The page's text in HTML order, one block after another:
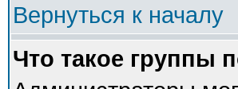
Вернуться к началу
Что такое группы